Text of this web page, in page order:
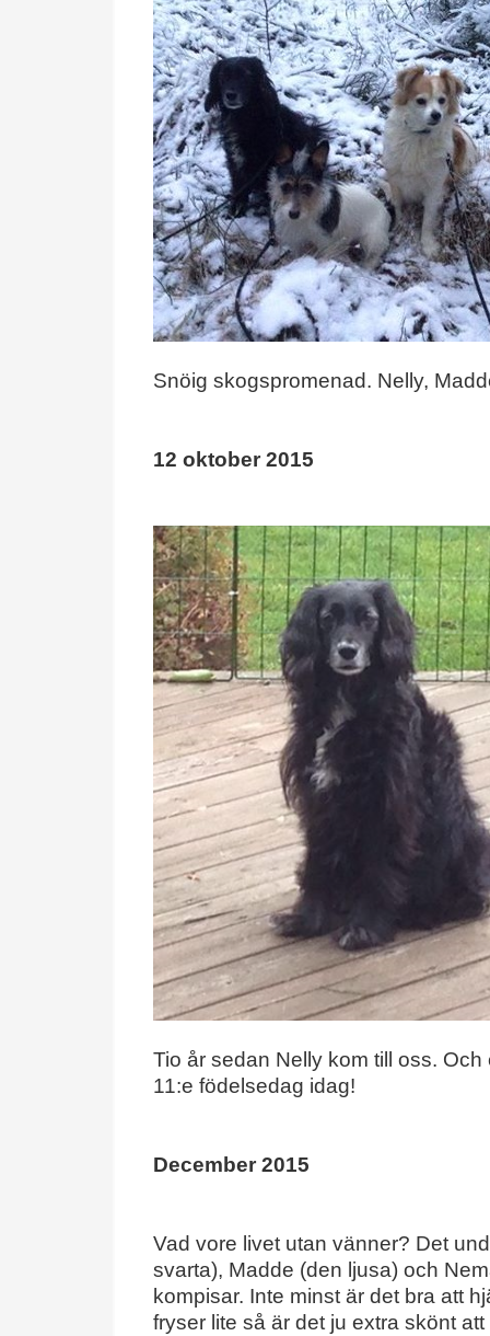
Snöig skogspromenad. Nelly,
12 oktober 2015
Tio år sedan Nelly kom till oss.
11:e födelsedag idag!
December 2015
Vad vore livet utan vänner? Det
svarta), Madde (den ljusa) och
kompisar. Inte minst är det bra att
fryser lite så är det ju extra skönt